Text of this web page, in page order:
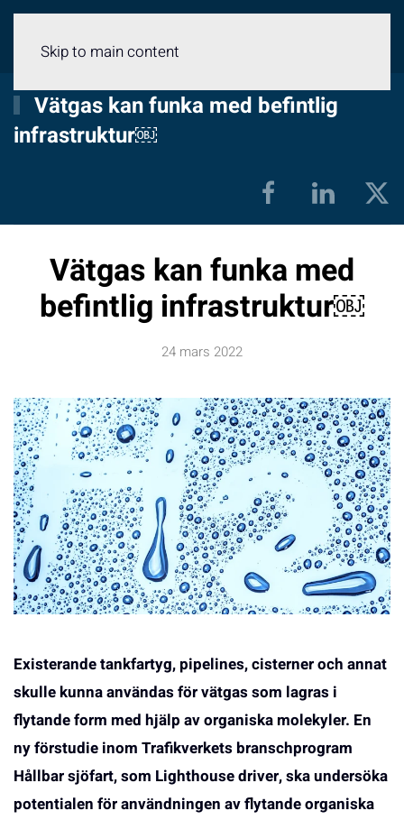
Skip to main content
Vätgas kan funka med befintlig
infrastruktur￼
Vätgas kan funka med
befintlig infrastruktur￼
24 mars 2022
Existerande tankfartyg, pipelines, cisterner och annat
skulle kunna användas för vätgas som lagras i
flytande form med hjälp av organiska molekyler. En
ny förstudie inom Trafikverkets branschprogram
Hållbar sjöfart, som Lighthouse driver, ska undersöka
potentialen för användningen av flytande organiska